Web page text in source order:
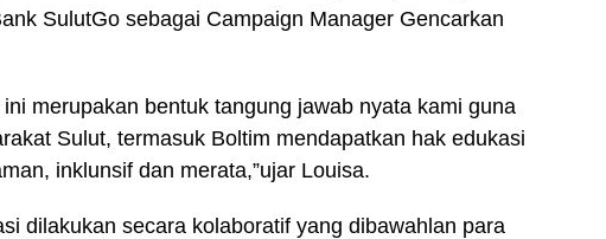
SulutGo sebagai Campaign Manager Gencarkan
merupakan bentuk tangung jawab nyata kami guna
Sulut, termasuk Boltim mendapatkan hak edukasi
inklunsif dan merata,”ujar Louisa.
dilakukan secara kolaboratif yang dibawahlan para